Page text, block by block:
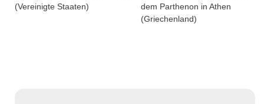
(Vereinigte Staaten)
dem Parthenon in Athen
(Griechenland)